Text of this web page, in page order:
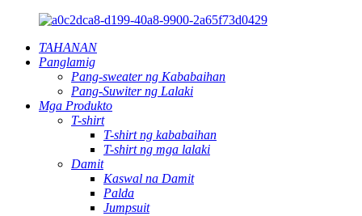
TAHANAN
Panglamig
Pang-sweater ng Kababaihan
Pang-Suwiter ng Lalaki
Mga Produkto
T-shirt
T-shirt ng kababaihan
T-shirt ng mga lalaki
Damit
Kaswal na Damit
Palda
Jumpsuit